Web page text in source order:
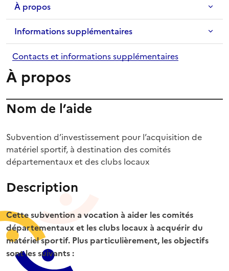
À propos
Informations supplémentaires
Contacts et informations supplémentaires
À propos
Nom de l’aide
Subvention d’investissement pour l’acquisition de
matériel sportif, à destination des comités
départementaux et des clubs locaux
Description
Cette subvention a vocation à aider les comités
départementaux et les clubs locaux à acquérir du
matériel sportif. Plus particulièrement, les objectifs
sont les suivants :